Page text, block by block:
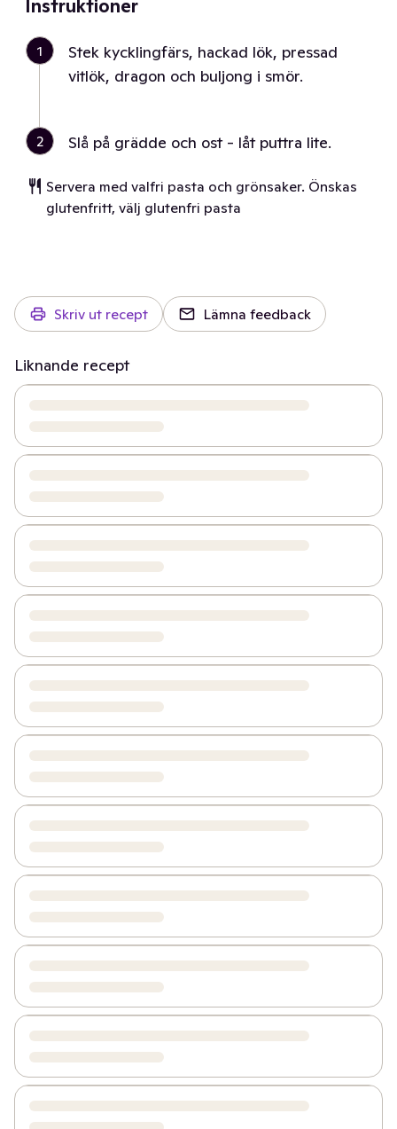
Instruktioner
1
Stek kycklingfärs, hackad lök, pressad
vitlök, dragon och buljong i smör.
2 Slå på grädde och ost - låt puttra lite.
Servera med valfri pasta och grönsaker. Önskas
glutenfritt, välj glutenfri pasta
Skriv ut recept Lämna feedback
Liknande recept